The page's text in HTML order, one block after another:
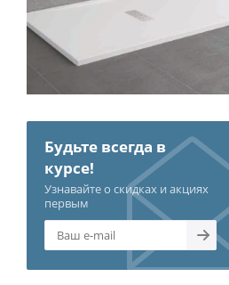
Будьте всегда в
курсе!
Узнавайте о скидках и акциях
первым